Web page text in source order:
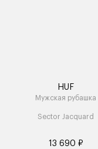
HUF
Мужская рубашка
Sector Jacquard
13 690 ₽